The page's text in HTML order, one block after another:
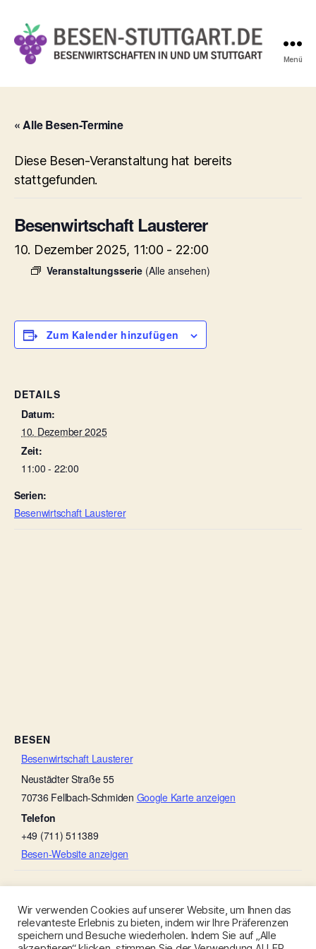
Stuttgart.de
Menü
« Alle Besen-Termine
Diese Besen-Veranstaltung hat bereits
stattgefunden.
Besenwirtschaft Lausterer
10. Dezember 2025, 11:00 - 22:00
Veranstaltungsserie (Alle ansehen)
Zum Kalender hinzufügen
DETAILS
Datum:
10. Dezember 2025
Zeit:
11:00 - 22:00
Serien:
Besenwirtschaft Lausterer
BESEN
Besenwirtschaft Lausterer
Neustädter Straße 55
70736 Fellbach-Schmiden Google Karte anzeigen
Telefon
+49 (711) 511389
Besen-Website anzeigen
Wir verwenden Cookies auf unserer Website, um Ihnen das
relevanteste Erlebnis zu bieten, indem wir Ihre Präferenzen
speichern und Besuche wiederholen. Indem Sie auf „Alle